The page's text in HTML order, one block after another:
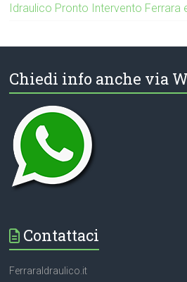
Idraulico Pronto Intervento Ferrara
Chiedi info anche via
Contattaci
FerraraIdraulico.it